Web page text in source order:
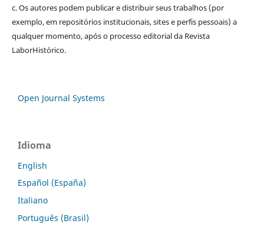
c. Os autores podem publicar e distribuir seus trabalhos (por
exemplo, em repositórios institucionais, sites e perfis pessoais) a
qualquer momento, após o processo editorial da Revista
LaborHistórico.
Open Journal Systems
Idioma
English
Español (España)
Italiano
Português (Brasil)